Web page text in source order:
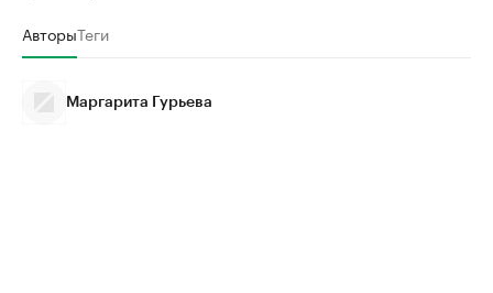
АвторыТеги
Маргарита Гурьева